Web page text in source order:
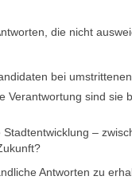
die nicht
bei
Verantwortung sind sie
–
Antworten zu